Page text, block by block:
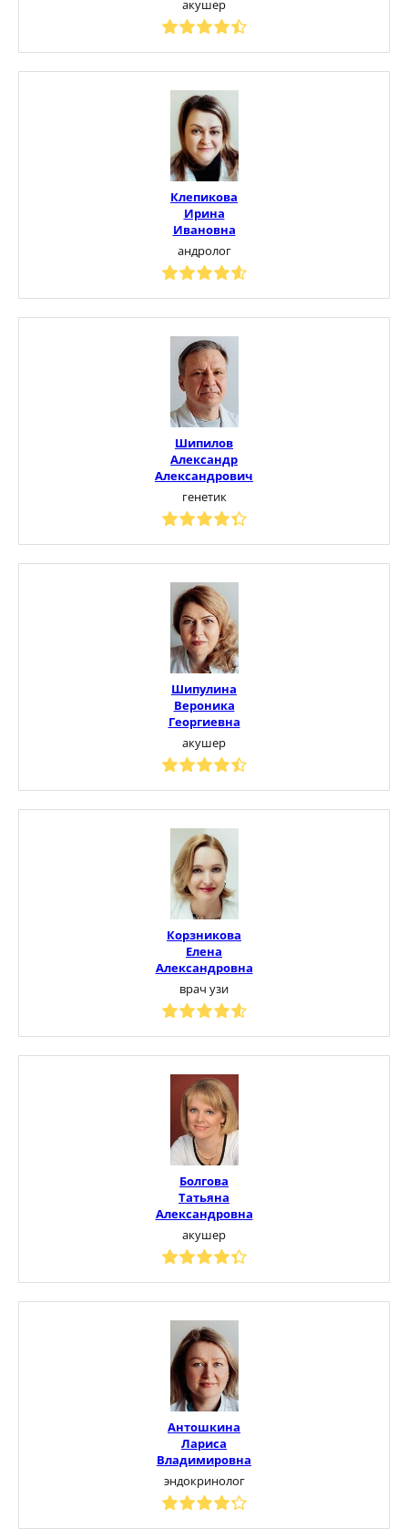
акушер
Клепикова
Ирина
Ивановна
андролог
Шипилов
Александр
Александрович
генетик
Шипулина
Вероника
Георгиевна
акушер
Корзникова
Елена
Александровна
врач узи
Болгова
Татьяна
Александровна
акушер
Антошкина
Лариса
Владимировна
эндокринолог